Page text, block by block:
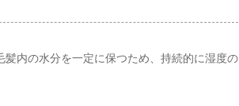
内の水分を一定に保つため、持続的に湿度の